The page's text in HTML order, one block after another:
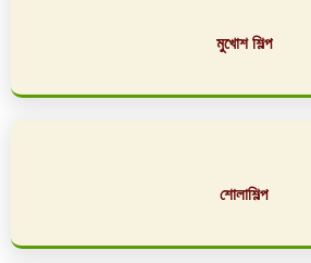
মুখোশ শিল্প
শোলাশিল্প